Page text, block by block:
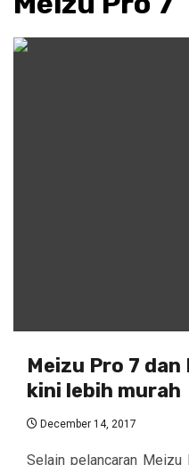
Meizu Pro 7 dan
kini lebih murah
December 14, 2017
Selain pelancaran